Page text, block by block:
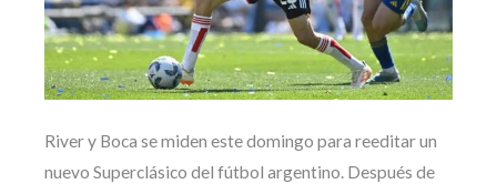
River y Boca se miden este domingo para reeditar un
nuevo Superclásico del fútbol argentino. Después de